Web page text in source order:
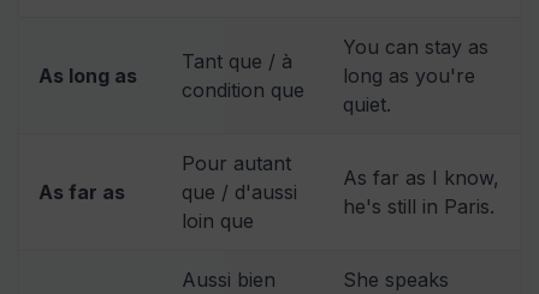
As long as
Tant que / à
condition que
You can stay as
long as you're
quiet.
As far as
Pour autant
que / d'aussi
loin que
As far as I know,
he's still in Paris.
Aussi bien
She speaks